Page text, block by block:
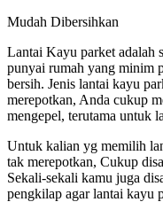
Mudah Dibersihkan
Lantai Kayu parket adalah
punyai rumah yang minim
bersih. Jenis lantai kayu
merepotkan, Anda cukup
mengepel, terutama untuk
Untuk kalian yg memilih
tak merepotkan, Cukup
Sekali-sekali kamu juga
pengkilap agar lantai kayu